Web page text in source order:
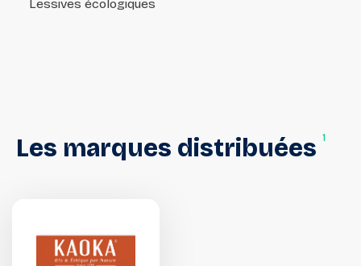
Lessives écologiques
Les marques distribuées 1